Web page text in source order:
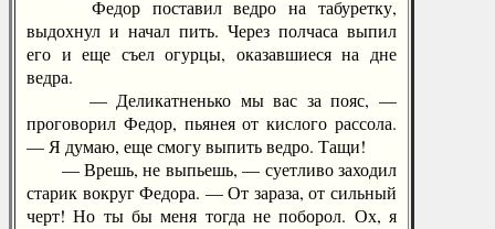
Федор поставил ведро на табуретку,
выдохнул и начал пить. Через полчаса выпил
его и еще съел огурцы, оказавшиеся на дне
ведра.
— Деликатненько мы вас за пояс, —
проговорил Федор, пьянея от кислого рассола.
— Я думаю, еще смогу выпить ведро. Тащи!
— Врешь, не выпьешь, — суетливо заходил
старик вокруг Федора. — От зараза, от сильный
черт! Но ты бы меня тогда не поборол. Ох, я